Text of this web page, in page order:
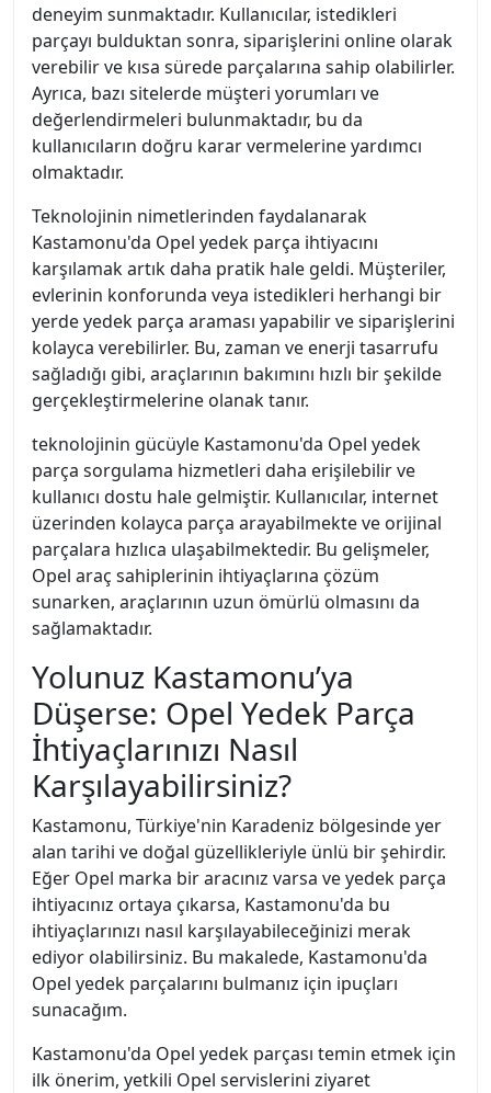
deneyim sunmaktadır. Kullanıcılar, istedikleri
parçayı bulduktan sonra, siparişlerini online olarak
verebilir ve kısa sürede parçalarına sahip olabilirler.
Ayrıca, bazı sitelerde müşteri yorumları ve
değerlendirmeleri bulunmaktadır, bu da
kullanıcıların doğru karar vermelerine yardımcı
olmaktadır.
Teknolojinin nimetlerinden faydalanarak
Kastamonu'da Opel yedek parça ihtiyacını
karşılamak artık daha pratik hale geldi. Müşteriler,
evlerinin konforunda veya istedikleri herhangi bir
yerde yedek parça araması yapabilir ve siparişlerini
kolayca verebilirler. Bu, zaman ve enerji tasarrufu
sağladığı gibi, araçlarının bakımını hızlı bir şekilde
gerçekleştirmelerine olanak tanır.
teknolojinin gücüyle Kastamonu'da Opel yedek
parça sorgulama hizmetleri daha erişilebilir ve
kullanıcı dostu hale gelmiştir. Kullanıcılar, internet
üzerinden kolayca parça arayabilmekte ve orijinal
parçalara hızlıca ulaşabilmektedir. Bu gelişmeler,
Opel araç sahiplerinin ihtiyaçlarına çözüm
sunarken, araçlarının uzun ömürlü olmasını da
sağlamaktadır.
Yolunuz Kastamonu’ya
Düşerse: Opel Yedek Parça
İhtiyaçlarınızı Nasıl
Karşılayabilirsiniz?
Kastamonu, Türkiye'nin Karadeniz bölgesinde yer
alan tarihi ve doğal güzellikleriyle ünlü bir şehirdir.
Eğer Opel marka bir aracınız varsa ve yedek parça
ihtiyacınız ortaya çıkarsa, Kastamonu'da bu
ihtiyaçlarınızı nasıl karşılayabileceğinizi merak
ediyor olabilirsiniz. Bu makalede, Kastamonu'da
Opel yedek parçalarını bulmanız için ipuçları
sunacağım.
Kastamonu'da Opel yedek parçası temin etmek için
ilk önerim, yetkili Opel servislerini ziyaret